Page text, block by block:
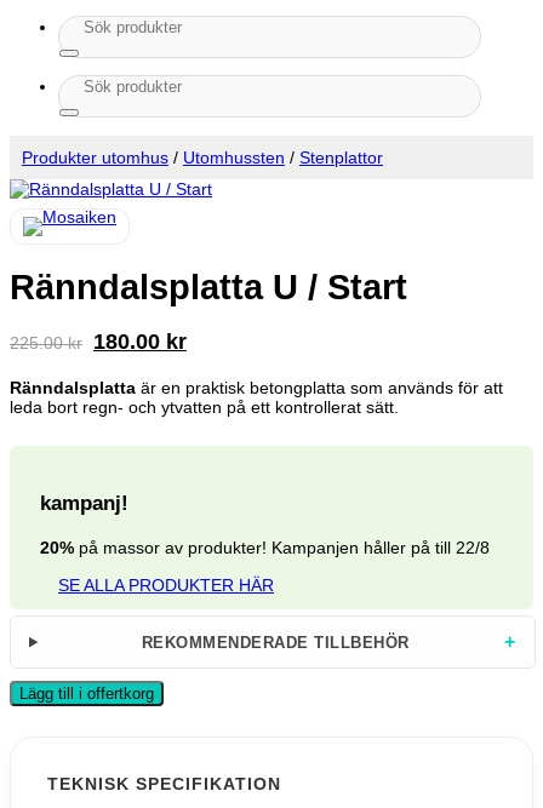
Sök
efter:
Sök
efter:
Produkter utomhus / Utomhussten / Stenplattor
Ränndalsplatta U / Start
225.00kr
Det
priset
var:
180.00 krDet
priset
är:
Ränndalsplatta är en praktisk betongplatta som används för att
leda bort regn- och ytvatten på ett kontrollerat sätt.
kampanj!
20% på massor av produkter! Kampanjen håller på till 22/8
SE ALLA PRODUKTER HÄR
REKOMMENDERADE TILLBEHÖR +
Lägg till i offertkorg
TEKNISK SPECIFIKATION